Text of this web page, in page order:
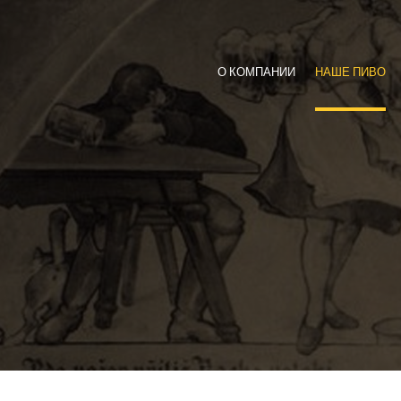
О КОМПАНИИ НАШЕ ПИВО